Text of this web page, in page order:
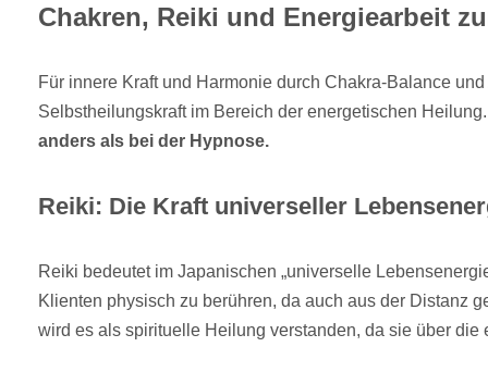
Chakren, Reiki und Energiearbeit
Für innere Kraft und Harmonie durch Chakra-Balance
Selbstheilungskraft im Bereich der energetischen Heilung.
anders als bei der Hypnose.
Reiki: Die Kraft universeller
Reiki bedeutet im Japanischen „universelle
Klienten physisch zu berühren, da auch aus der Distanz
wird es als spirituelle Heilung verstanden, da sie über die